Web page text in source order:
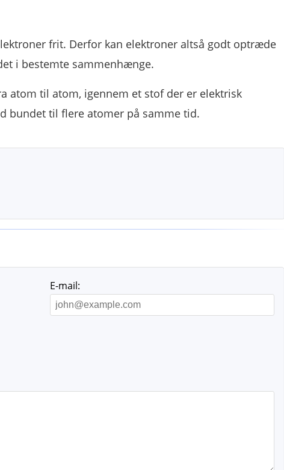
frit. Derfor kan elektroner altså godt optræde
i bestemte sammenhænge.
atom til atom, igennem et stof der er elektrisk
bundet til flere atomer på samme tid.
E-mail: